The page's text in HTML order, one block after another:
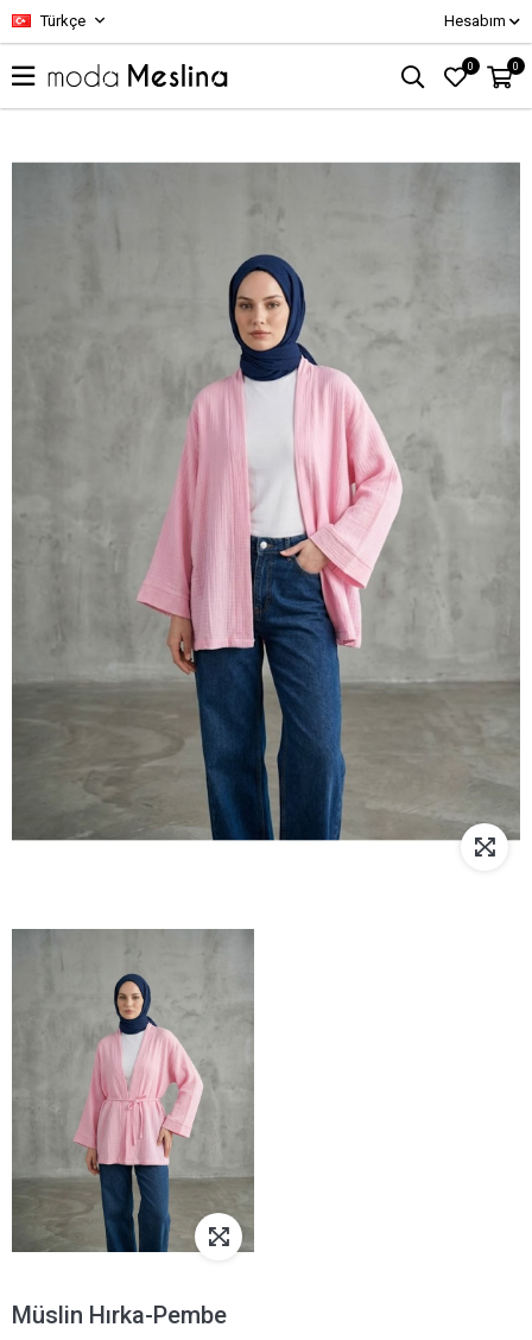
Türkçe Hesabım
0 0
Müslin Hırka-Pembe